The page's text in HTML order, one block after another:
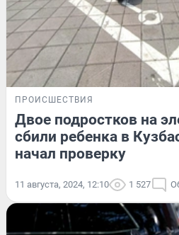
ПРОИСШЕСТВИЯ
Двое подростков на
сбили ребенка в
начал проверку
11 августа, 2024, 12:10 1 527